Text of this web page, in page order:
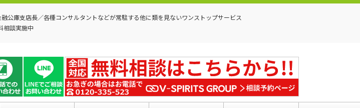
公庫支店長／各種コンサルタントなどが常駐する他に類を見ないワンストップサービス
相談実施中